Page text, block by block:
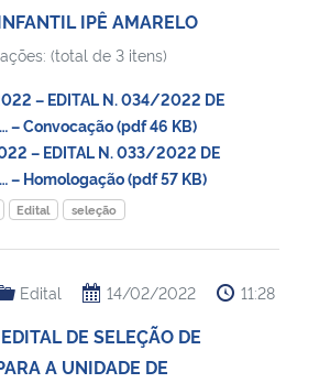
IPÊ AMARELO
(total de 3 itens)
– EDITAL N. 034/2022 DE
– Convocação (pdf 46 KB)
– EDITAL N. 033/2022 DE
– Homologação (pdf 57 KB)
Edital seleção
Edital 14/02/2022 11:28
DE SELEÇÃO DE
A UNIDADE DE